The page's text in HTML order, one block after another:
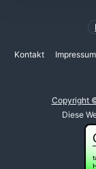
Kontakt Impressum
Copyright
Diese